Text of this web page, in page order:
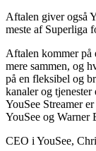
Aftalen giver også
meste af Superliga
Aftalen kommer på
mere sammen, og
på en fleksibel og
kanaler og
YouSee Streamer
YouSee og Warner
CEO i YouSee,